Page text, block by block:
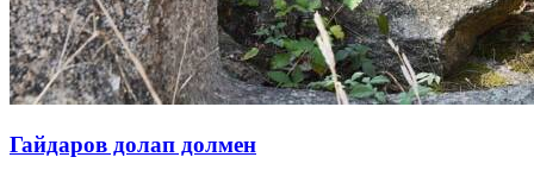
Гайдаров долап долмен